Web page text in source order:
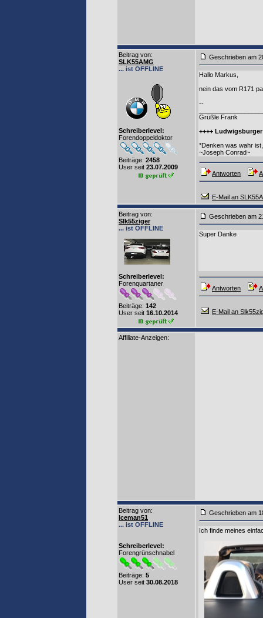
Beitrag von:
SLK55AMG
... ist OFFLINE
Schreiberlevel:
Forendoppeldoktor
Beiträge: 2458
User seit 23.07.2009
Geschrieben am
Hallo Markus,
nein das vom R171
--
Grüßle Frank
++++
*Denken was wahr
~Joseph Conrad~
Antworten
E-Mail an
Beitrag von:
Slk55ziger
... ist OFFLINE
Schreiberlevel:
Forenquartaner
Beiträge: 142
User seit 16.10.2014
Geschrieben am
Super Danke
Antworten
E-Mail an
Affiliate-Anzeigen:
Beitrag von:
Iceman51
... ist OFFLINE
Schreiberlevel:
Forengrünschnabel
Beiträge: 5
User seit 30.08.2018
Geschrieben am
Ich finde meines